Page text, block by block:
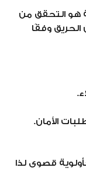
هو التحقق من
الحريق وفقًا
الأمان.
قصوى لذا